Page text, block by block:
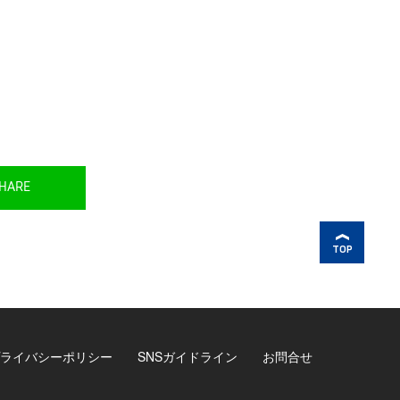
TOP
イバシーポリシー SNSガイドライン お問合せ